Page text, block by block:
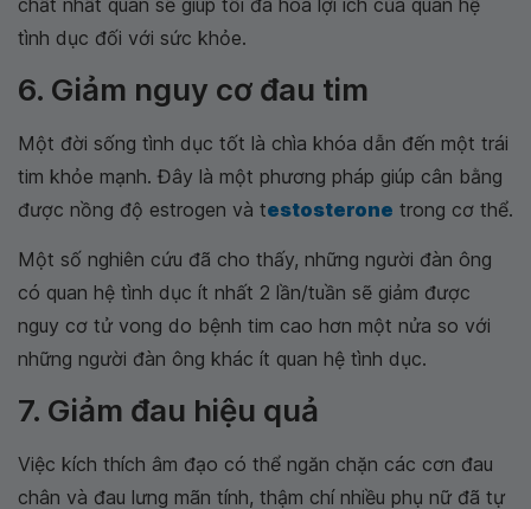
tình dục đối với sức khỏe.
6. Giảm nguy cơ đau tim
Một đời sống tình dục tốt là chìa khóa dẫn đến một trái
tim khỏe mạnh. Đây là một phương pháp giúp cân bằng
được nồng độ estrogen và testosterone trong cơ thể.
Một số nghiên cứu đã cho thấy, những người đàn ông
có quan hệ tình dục ít nhất 2 lần/tuần sẽ giảm được
nguy cơ tử vong do bệnh tim cao hơn một nửa so với
những người đàn ông khác ít quan hệ tình dục.
7. Giảm đau hiệu quả
Việc kích thích âm đạo có thể ngăn chặn các cơn đau
chân và đau lưng mãn tính, thậm chí nhiều phụ nữ đã tự